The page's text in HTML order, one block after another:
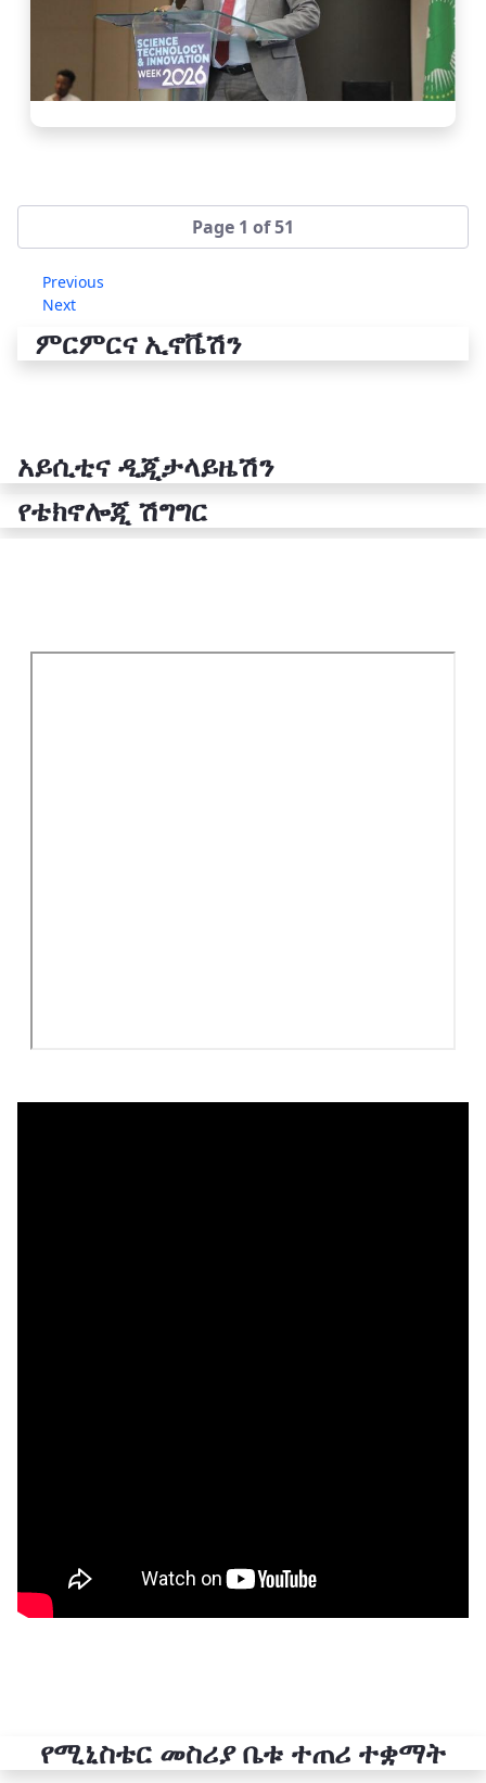
Page 1 of 51
Next
ምርምርና ኢኖቬሽን
የቴክኖሎጂ ሽግግር